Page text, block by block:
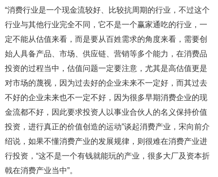
“消费行业是一个现金流较好、比较抗周期的行业，不过这个
行业与其他行业完全不同，它不是一个赢家通吃的行业，一
定不能从估值来看，而是要从百姓需求的角度来看，需要创
始人具备产品、市场、供应链、营销等多个能力，在消费品
投资的过程当中，估值问题一定要注意，尤其是高估值更是
对市场的蔑视，因为过去好的企业未来不一定好，而其过去
不好的企业未来也不一定不好，因为很多早期消费企业的现
金流都不好，因此要求投资人以事业合伙人的名义保持价值
投资，进行真正的价值创造的运动”谈起消费产业，宋向前介
绍说，如果不懂消费产业的发展规律，则很难在消费产业进
行投资，“这不是一个有钱就能玩的产业，很多大厂及资本折
戟在消费产业当中”。